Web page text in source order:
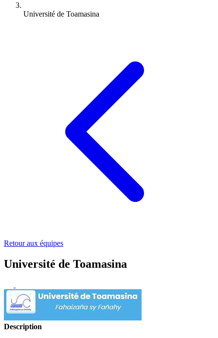
Université de Toamasina
Retour aux équipes
Université de Toamasina
Description